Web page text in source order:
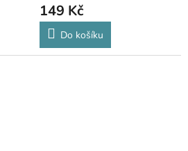
149 Kč
Do košíku